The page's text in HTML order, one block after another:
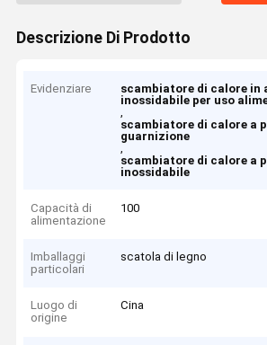
Descrizione Di Prodotto
Evidenziare
scambiatore di calore in
inossidabile per uso
,
scambiatore di calore a
guarnizione
,
scambiatore di calore a
inossidabile
Capacità di
alimentazione
100
Imballaggi
particolari
scatola di legno
Luogo di
origine
Cina